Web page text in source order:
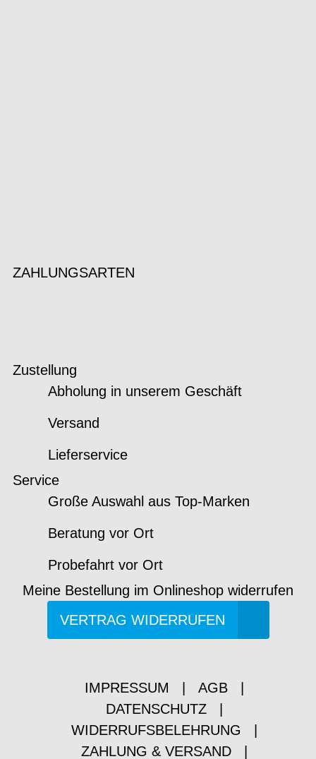
ZAHLUNGSARTEN
Zustellung
Abholung in unserem Geschäft
Versand
Lieferservice
Service
Große Auswahl aus Top-Marken
Beratung vor Ort
Probefahrt vor Ort
Meine Bestellung im Onlineshop widerrufen
VERTRAG WIDERRUFEN
IMPRESSUM AGB
DATENSCHUTZ
WIDERRUFSBELEHRUNG
ZAHLUNG & VERSAND